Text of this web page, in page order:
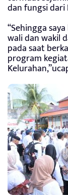
dan fungsi dari
“Sehingga
wali dan wakil
pada saat
program